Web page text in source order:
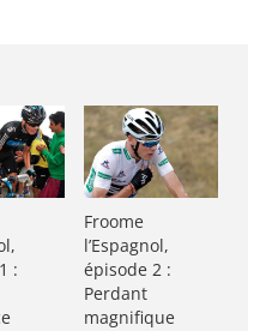
:
Froome
l’Espagnol,
épisode 2 :
Perdant
magnifique